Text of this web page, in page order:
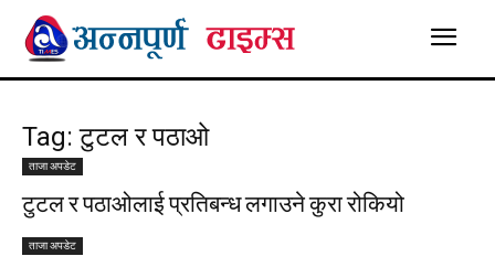
Tag: टुटल र पठाओ
ताजा अपडेट
टुटल र पठाओलाई प्रतिबन्ध लगाउने कुरा रोकियो
ताजा अपडेट